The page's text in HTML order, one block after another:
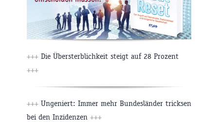
+++ Die Übersterblichkeit steigt auf 28 Prozent
+++
+++ Ungeniert: Immer mehr Bundesländer tricksen
bei den Inzidenzen +++